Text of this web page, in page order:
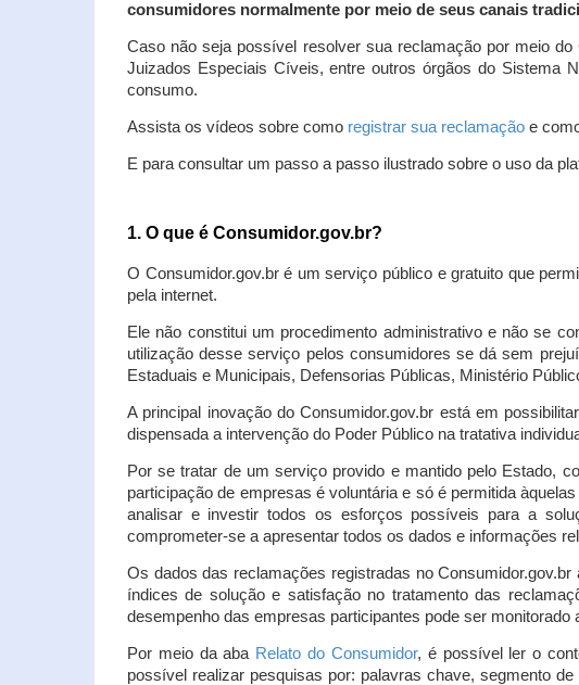
consumidores normalmente por meio de seus canais
Caso não seja possível resolver sua reclamação por meio
Juizados Especiais Cíveis, entre outros órgãos do Sistema
consumo.
Assista os vídeos sobre como registrar sua reclamação e
E para consultar um passo a passo ilustrado sobre o uso da
1. O que é Consumidor.gov.br?
O Consumidor.gov.br é um serviço público e gratuito que
pela internet.
Ele não constitui um procedimento administrativo e não se
utilização desse serviço pelos consumidores se dá sem
Estaduais e Municipais, Defensorias Públicas, Ministério
A principal inovação do Consumidor.gov.br está em
dispensada a intervenção do Poder Público na tratativa
Por se tratar de um serviço provido e mantido pelo Estado,
participação de empresas é voluntária e só é permitida
analisar e investir todos os esforços possíveis para a
comprometer-se a apresentar todos os dados e informações
Os dados das reclamações registradas no
índices de solução e satisfação no tratamento das
desempenho das empresas participantes pode ser monitorado
Por meio da aba Relato do Consumidor, é possível ler o
possível realizar pesquisas por: palavras chave, segmento